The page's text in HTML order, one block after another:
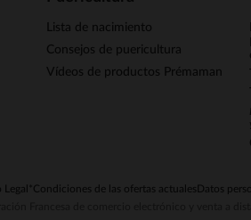
Lista de nacimiento
Consejos de puericultura
Vídeos de productos Prémaman
Legal *Condiciones de las ofertas actuales Datos